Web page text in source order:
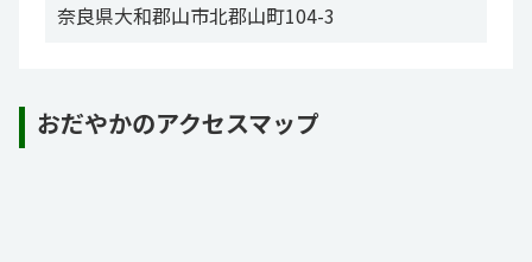
奈良県大和郡山市北郡山町104-3
おだやかのアクセスマップ